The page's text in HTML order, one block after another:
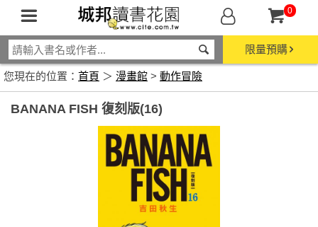
0
限量預購
您現在的位置： 首頁 ＞ 漫畫館 > 動作冒險
BANANA FISH 復刻版(16)